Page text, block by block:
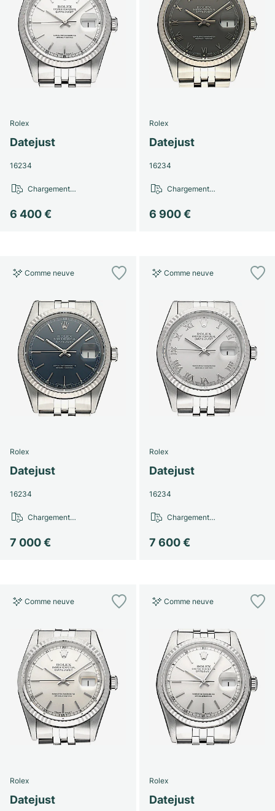
Rolex
Datejust
16234
6 400 €
Chargement…
Rolex
Datejust
16234
6 900 €
Chargement…
Comme neuve
Rolex
Datejust
16234
7 000 €
Chargement…
Comme neuve
Rolex
Datejust
16234
7 600 €
Chargement…
Comme neuve
Rolex
Datejust
Comme neuve
Rolex
Datejust